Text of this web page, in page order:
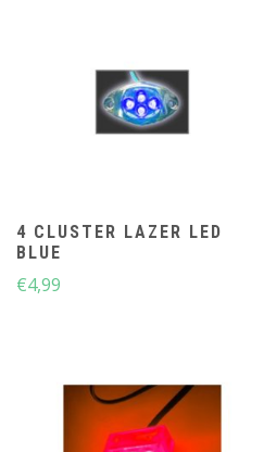
4 CLUSTER LAZER LED
BLUE
€4,99